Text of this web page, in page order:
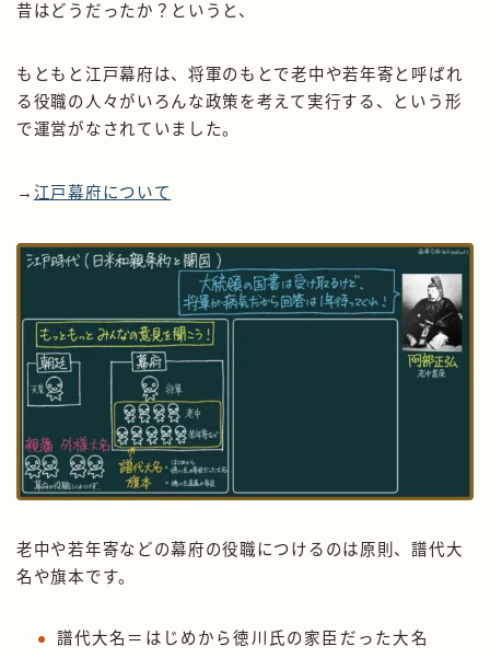
昔はどうだったか？というと、
もともと江戸幕府は、将軍のもとで老中や若年寄と呼ばれ
る役職の人々がいろんな政策を考えて実行する、という形
で運営がなされていました。
→ 江戸幕府について
老中や若年寄などの幕府の役職につけるのは原則、譜代大
名や旗本です。
譜代大名＝はじめから徳川氏の家臣だった大名